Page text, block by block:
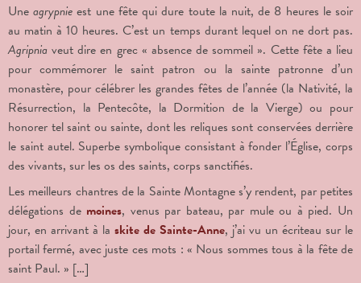
Uneagrypnie est une fête qui dure toute la nuit, de 8 heures le soir
au matin à 10 heures. C’est un temps durant lequel on ne dort pas.
Agripnia veut dire en grec « absence de sommeil ». Cette fête a lieu
pour commémorer le saint patron ou la sainte patronne d’un
monastère, pour célébrer les grandes fêtes de l’année (la Nativité, la
Résurrection, la Pentecôte, la Dormition de la Vierge) ou pour
honorer tel saint ou sainte, dont les reliques sont conservées derrière
le saint autel. Superbe symbolique consistant à fonder l’Église, corps
des vivants, sur les os des saints, corps sanctifiés.
Les meilleurs chantres de la Sainte Montagne s’y rendent, par petites
délégations de moines, venus par bateau, par mule ou à pied. Un
jour, en arrivant à la skite de Sainte-Anne, j’ai vu un écriteau sur le
portail fermé, avec juste ces mots : « Nous sommes tous à la fête de
saint Paul. » […]